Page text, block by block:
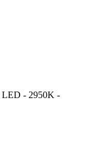
LED - 2950K -